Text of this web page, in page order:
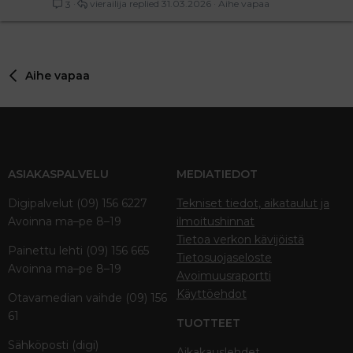
3
Aihe vapaa
31.03.2026
vierailija
Aihe vapaa
ASIAKASPALVELU
Digipalvelut (09) 156 6227
Avoinna ma–pe 8–19
Painettu lehti (09) 156 665
Avoinna ma–pe 8–19
Otavamedian vaihde (09) 156
61
Sähköposti (digi)
MEDIATIEDOT
Tekniset tiedot, aikataulut ja
ilmoitushinnat
Tietoa verkon kävijöistä
Tietosuojaseloste
Avoimuusraportti
Käyttöehdot
TUOTTEET